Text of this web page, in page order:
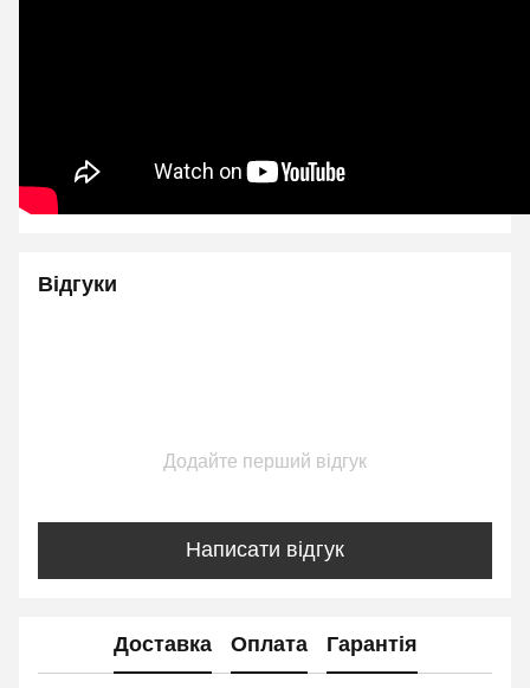
Відгуки
Додайте перший відгук
Написати відгук
Доставка Оплата Гарантія